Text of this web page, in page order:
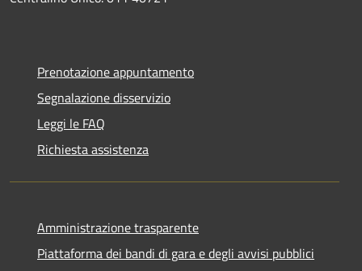
Prenotazione appuntamento
Segnalazione disservizio
Leggi le FAQ
Richiesta assistenza
Amministrazione trasparente
Piattaforma dei bandi di gara e degli avvisi pubblici